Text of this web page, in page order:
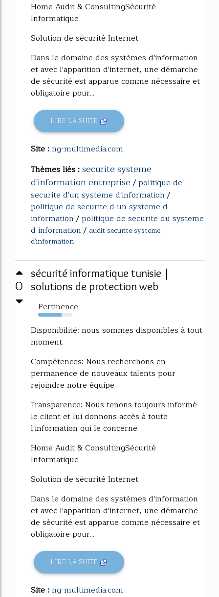
Home Audit & ConsultingSécurité
Informatique
Solution de sécurité Internet
Dans le domaine des systèmes d'information
et avec l'apparition d'internet, une démarche
de sécurité est apparue comme nécessaire et
obligatoire pour...
LIRE LA SUITE
Site :ng-multimedia.com
Thèmes liés :securite systeme
d'information entreprise/politique de
securite d'un systeme d'information/
politique de securite d un systeme d
information/politique de securite du systeme
d information/ audit securite systeme
d'information
0
sécurité informatique tunisie |
solutions de protection web
Pertinence
69%
Disponibilité: nous sommes disponibles à tout
moment.
Compétences: Nous recherchons en
permanence de nouveaux talents pour
rejoindre notre équipe
Transparence: Nous tenons toujours informé
le client et lui donnons accès à toute
l'information qui le concerne
Home Audit & ConsultingSécurité
Informatique
Solution de sécurité Internet
Dans le domaine des systèmes d'information
et avec l'apparition d'internet, une démarche
de sécurité est apparue comme nécessaire et
obligatoire pour...
LIRE LA SUITE
Site :ng-multimedia.com